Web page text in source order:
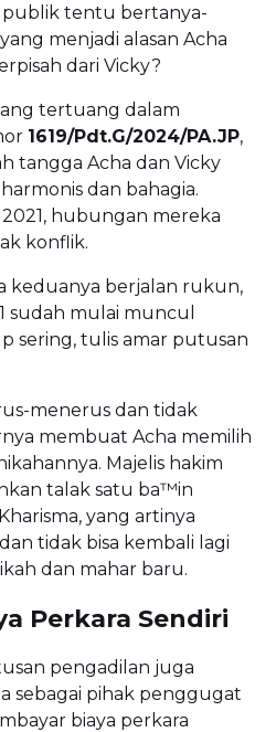
publik tentu bertanya-
menjadi alasan Acha
dari Vicky?
tertuang dalam
1619/Pdt.G/2024/PA.JP,
tangga Acha dan Vicky
dan bahagia.
hubungan mereka
konflik.
keduanya berjalan rukun,
sudah mulai muncul
sering, tulis amar putusan
menerus dan tidak
membuat Acha memilih
Majelis hakim
talak satu ba™in
yang artinya
tidak bisa kembali lagi
dan mahar baru.
Perkara Sendiri
pengadilan juga
sebagai pihak penggugat
biaya perkara